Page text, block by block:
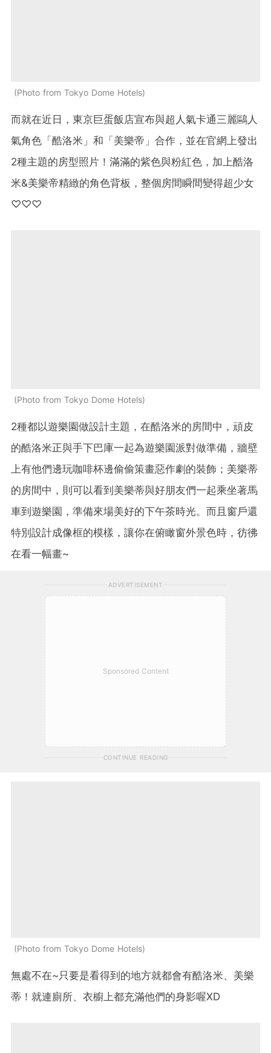
Photo from Tokyo Dome Hotels
而就在近日，東京巨蛋飯店宣布與超人氣卡通三麗鷗人
氣角色「酷洛米」和「美樂帝」合作，並在官網上發出
2種主題的房型照片！滿滿的紫色與粉紅色，加上酷洛
米&美樂帝精緻的角色背板，整個房間瞬間變得超少女
♡♡♡
Photo from Tokyo Dome Hotels
2種都以遊樂園做設計主題，在酷洛米的房間中，頑皮
的酷洛米正與手下巴庫一起為遊樂園派對做準備，牆壁
上有他們邊玩咖啡杯邊偷偷策畫惡作劇的裝飾；美樂蒂
的房間中，則可以看到美樂蒂與好朋友們一起乘坐著馬
車到遊樂園，準備來場美好的下午茶時光。而且窗戶還
特別設計成像框的模樣，讓你在俯瞰窗外景色時，彷彿
在看一幅畫~
ADVERTISEMENT
Sponsored Content
CONTINUE READING
Photo from Tokyo Dome Hotels
無處不在~只要是看得到的地方就都會有酷洛米、美樂
蒂！就連廁所、衣櫥上都充滿他們的身影喔XD